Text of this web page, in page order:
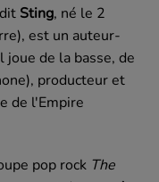
Sting, né le 2
est un auteur-
de la basse, de
producteur et
de l'Empire
pop rock The